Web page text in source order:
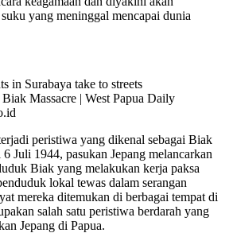
yang meninggal mencapai dunia
peristiwa yang dikenal sebagai Biak
6 Juli 1944, pasukan Jepang melancarkan
Biak yang melakukan kerja paksa
lokal tewas dalam serangan
mereka ditemukan di berbagai tempat di
salah satu peristiwa berdarah yang
Jepang di Papua.